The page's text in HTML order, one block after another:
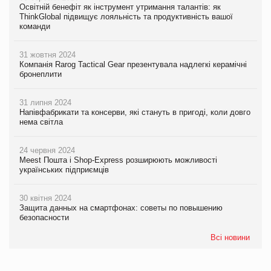
Освітній бенефіт як інструмент утримання талантів: як
ThinkGlobal підвищує лояльність та продуктивність вашої
команди
31 жовтня 2024
Компанія Rarog Tactical Gear презентувала надлегкі керамічні
бронеплити
31 липня 2024
Напівфабрикати та консерви, які стануть в пригоді, коли довго
нема світла
24 червня 2024
Meest Пошта і Shop-Express розширюють можливості
українських підприємців
30 квітня 2024
Защита данных на смартфонах: советы по повышению
безопасности
Всі новини